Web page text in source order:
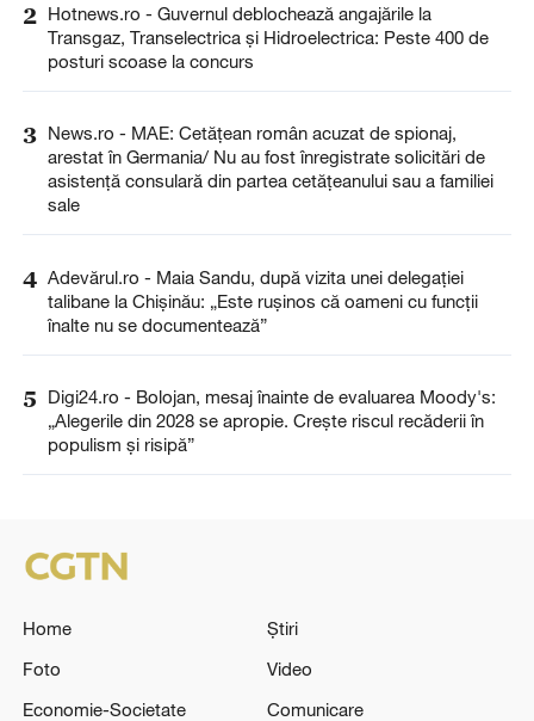
2 Hotnews.ro - Guvernul deblochează angajările la
Transgaz, Transelectrica și Hidroelectrica: Peste 400 de
posturi scoase la concurs
3 News.ro - MAE: Cetăţean român acuzat de spionaj,
arestat în Germania/ Nu au fost înregistrate solicitări de
asistenţă consulară din partea cetăţeanului sau a familiei
sale
4 Adevărul.ro - Maia Sandu, după vizita unei delegației
talibane la Chișinău: „Este rușinos că oameni cu funcții
înalte nu se documentează”
5
Digi24.ro - Bolojan, mesaj înainte de evaluarea Moody's:
„Alegerile din 2028 se apropie. Crește riscul recăderii în
populism și risipă”
Home
Știri
Foto
Video
Economie-Societate
Comunicare